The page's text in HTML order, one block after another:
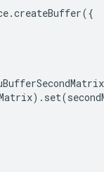
.createBuffer({
). set(